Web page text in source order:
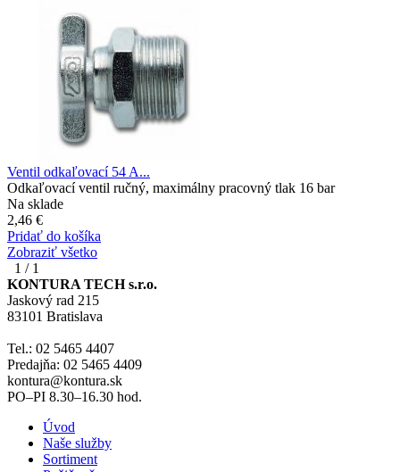
Ventil odkaľovací 54 A...
Odkaľovací ventil ručný, maximálny pracovný tlak 16 bar
Na sklade
2,46 €
Pridať do košíka
Zobraziť všetko
1 / 1
KONTURA TECH s.r.o.
Jaskový rad 215
83101 Bratislava
Tel.: 02 5465 4407
Predajňa: 02 5465 4409
kontura@kontura.sk
PO–PI 8.30–16.30 hod.
Úvod
Naše služby
Sortiment